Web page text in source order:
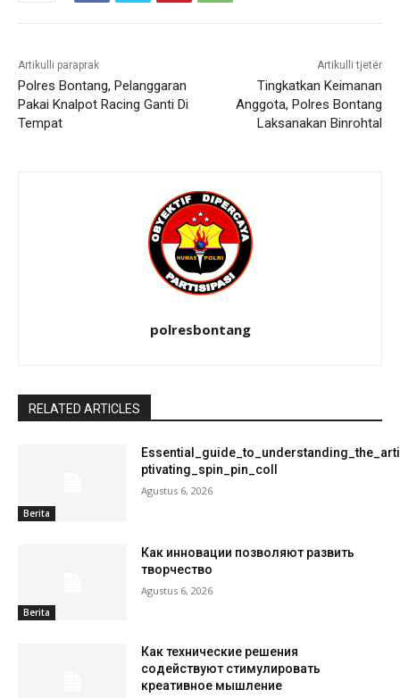
Artikulli paraprak
Polres Bontang, Pelanggaran
Pakai Knalpot Racing Ganti Di
Tempat
Artikulli tjetër
Tingkatkan Keimanan
Anggota, Polres Bontang
Laksanakan Binrohtal
polresbontang
RELATED ARTICLES
Berita
ptivating_spin_pin_coll
Agustus 6, 2026
Berita
Как инновации позволяют развить
творчество
Agustus 6, 2026
Как технические решения
содействуют стимулировать
креативное мышление